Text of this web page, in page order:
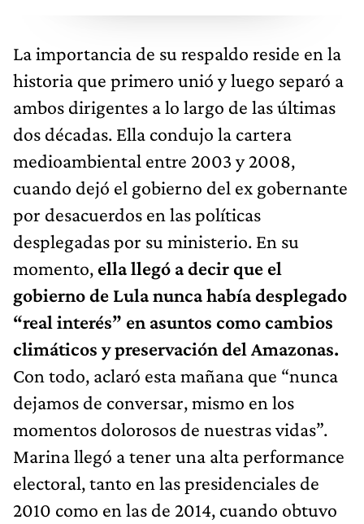
La importancia de su respaldo reside en la
historia que primero unió y luego separó a
ambos dirigentes a lo largo de las últimas
dos décadas. Ella condujo la cartera
medioambiental entre 2003 y 2008,
cuando dejó el gobierno del ex gobernante
por desacuerdos en las políticas
desplegadas por su ministerio. En su
momento, ella llegó a decir que el
gobierno de Lula nunca había desplegado
“real interés” en asuntos como cambios
climáticos y preservación del Amazonas.
Con todo, aclaró esta mañana que “nunca
dejamos de conversar, mismo en los
momentos dolorosos de nuestras vidas”.
Marina llegó a tener una alta performance
electoral, tanto en las presidenciales de
2010 como en las de 2014, cuando obtuvo